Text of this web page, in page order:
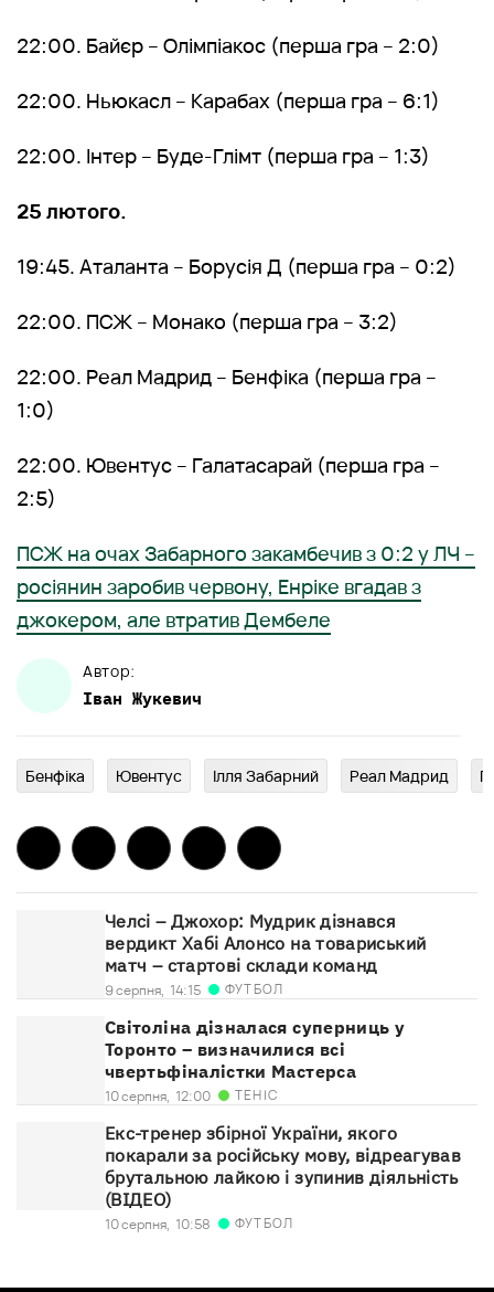
22:00. Байєр – Олімпіакос (перша гра – 2:0)
22:00. Ньюкасл – Карабах (перша гра – 6:1)
22:00. Інтер – Буде-Глімт (перша гра – 1:3)
25 лютого.
19:45. Аталанта – Борусія Д (перша гра – 0:2)
22:00. ПСЖ – Монако (перша гра – 3:2)
22:00. Реал Мадрид – Бенфіка (перша гра –
1:0)
22:00. Ювентус – Галатасарай (перша гра –
2:5)
ПСЖ на очах Забарного закамбечив з 0:2 у ЛЧ –
росіянин заробив червону, Енріке вгадав з
джокером, але втратив Дембеле
Автор:
Іван Жукевич
Бенфіка Ювентус Ілля Забарний Реал Мадрид
Челсі – Джохор: Мудрик дізнався
вердикт Хабі Алонсо на товариський
матч – стартові склади команд
9 серпня, 14:15 ФУТБОЛ
Світоліна дізналася суперниць у
Торонто – визначилися всі
чвертьфіналістки Мастерса
10 серпня, 12:00 ТЕНІС
Екс-тренер збірної України, якого
покарали за російську мову, відреагував
брутальною лайкою і зупинив діяльність
(ВІДЕО)
10 серпня, 10:58 ФУТБОЛ